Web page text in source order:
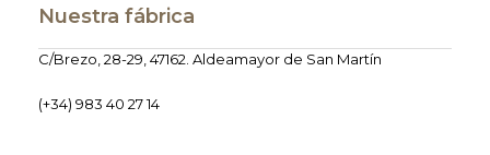
Nuestra fábrica
C/Brezo, 28-29, 47162. Aldeamayor de San Martín
(+34) 983 40 27 14